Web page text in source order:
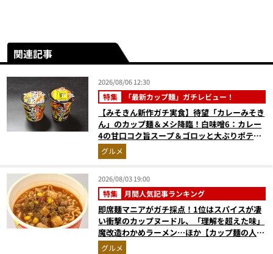
関連記事
2026/08/06 12:30
特集 「最新カップ麺」ガチレビュー！
【みそきん新作ガチ実食】待望「カレーみそき
ん」のカップ麺＆メシ降臨！白味噌6：カレー
4の甘口コク旨スープ＆ゴロッと大ぶりポテト
に歓喜
グルメ
2026/08/03 19:00
特集 月間人気記事ランキング
即席麺マニアがガチ採点！1位はスパイスが凄
い衝撃のカップヌードル、「理解を超えた味」
魔改造わかめラーメン…ほか【カップ麺の人気
記事ランキングベスト3】（2026年6月版）
グルメ